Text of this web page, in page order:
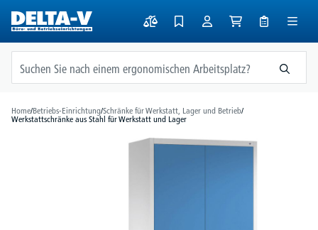
springen
Home/Betriebs-Einrichtung/Schränke für Werkstatt, Lager und Betrieb/
Werkstattschränke aus Stahl für Werkstatt und Lager